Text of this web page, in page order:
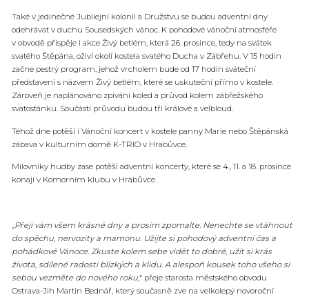
Také v jedinečné Jubilejní kolonii a Družstvu se budou adventní dny
odehrávat v duchu Sousedských vánoc. K pohodové vánoční atmosféře
v obvodě přispěje i akce Živý betlém, která 26. prosince, tedy na svátek
svatého Štěpána, oživí okolí kostela svatého Ducha v Zábřehu. V 15 hodin
začne pestrý program, jehož vrcholem bude od 17 hodin sváteční
představení s názvem Živý betlém, které se uskuteční přímo v kostele.
Zároveň je naplánováno zpívání koled a průvod kolem zábřežského
svatostánku. Součástí průvodu budou tři králové a velbloud.
Téhož dne potěší i Vánoční koncert v kostele panny Marie nebo Štěpánská
zábava v kulturním domě K-TRIO v Hrabůvce.
Milovníky hudby zase potěší adventní koncerty, které se 4., 11. a 18. prosince
konají v Komorním klubu v Hrabůvce.
„Přeji vám všem krásné dny a prosím zpomalte. Nenechte se vtáhnout
do spěchu, nervozity a mamonu. Užijte si pohodový adventní čas a
pohádkové Vánoce. Zkuste kolem sebe vidět to dobré, užít si krás
života, sdílené radosti blízkých a klidu. A alespoň kousek toho všeho si
sebou vezměte do nového roku,“ přeje starosta městského obvodu
Ostrava-Jih Martin Bednář, který současně zve na velkolepý novoroční